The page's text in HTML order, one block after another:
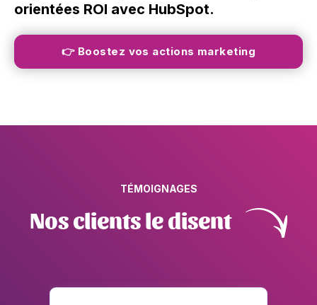
orientées ROI avec HubSpot.
👉 Boostez vos actions marketing
TÉMOIGNAGES
Nos clients le disent